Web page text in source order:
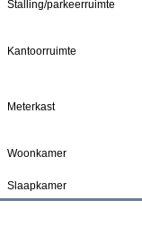
Stalling/parkeerruimte
Kantoorruimte
Meterkast
Woonkamer
Slaapkamer